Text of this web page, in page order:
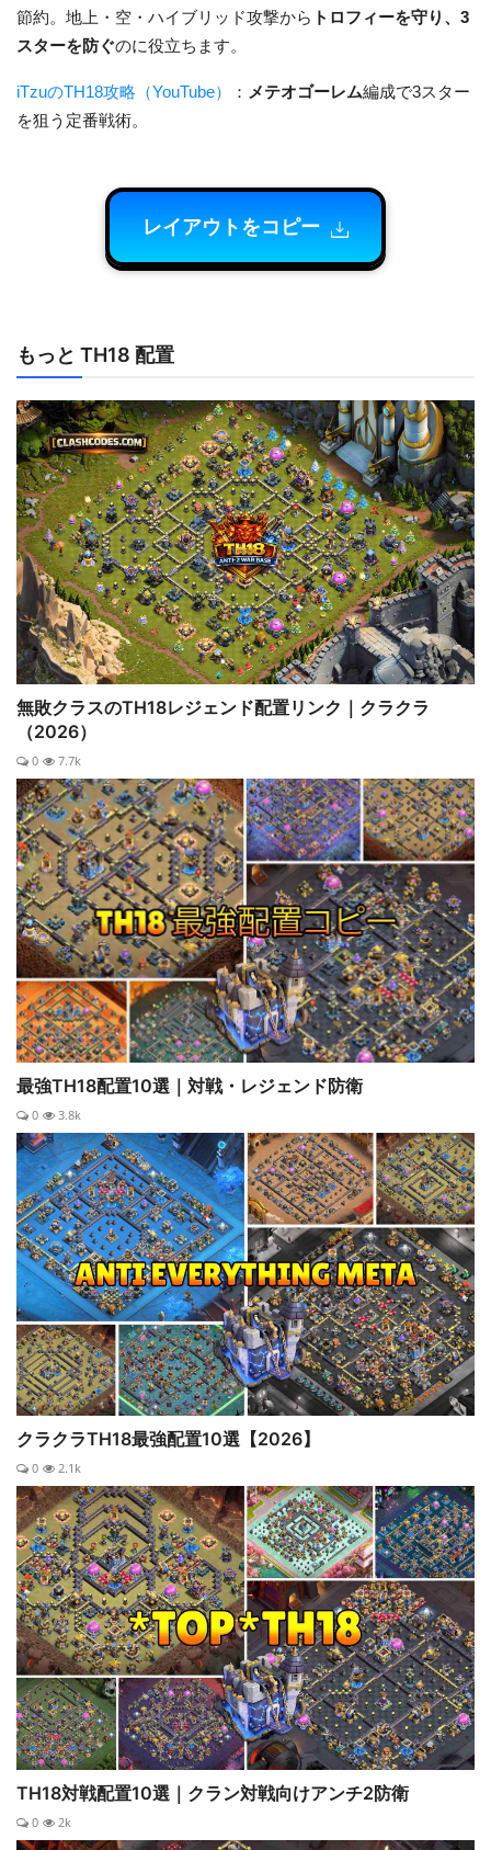
節約。地上・空・ハイブリッド攻撃から トロフィーを守り、3
スターを防ぐのに役立ちます。
iTzuのTH18攻略（YouTube） ： メテオゴーレム編成で3スター
を狙う定番戦術。
レイアウトをコピー
もっと TH18 配置
無敗クラスのTH18レジェンド配置リンク｜クラクラ
（2026）
0 7.7k
最強TH18配置10選｜対戦・レジェンド防衛
0 3.8k
クラクラTH18最強配置10選【2026】
0 2.1k
TH18対戦配置10選｜クラン対戦向けアンチ2防衛
0 2k